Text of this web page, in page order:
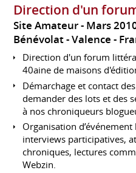
Direction d'un
Site Amateur
Mars
Bénévolat
Valence
Direction d'un forum
40aine de maisons
Démarchage et contact
demander des lots et des
à nos chroniqueurs
Organisation
interviews participatives,
chroniques, lectures
Webzin.